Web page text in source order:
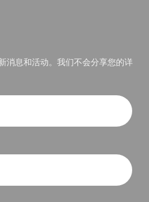
消息和活动。我们不会分享您的详